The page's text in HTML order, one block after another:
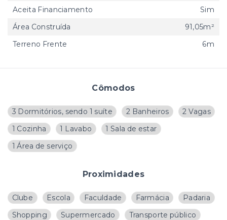
Cômodos
3 Dormitórios, sendo 1 suíte 2 Banheiros
2 Vagas
1 Cozinha
1 Lavabo
1 Sala de estar
1 Área de serviço
Proximidades
Clube Escola Faculdade Farmácia
Padaria
Shopping
Supermercado Transporte público
Aceita Financiamento
Sim
Área Construída
91,05m²
Terreno Frente
6m